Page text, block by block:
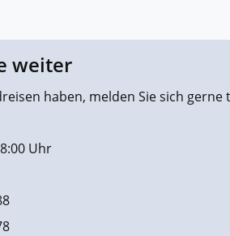
weiter
haben, melden Sie sich gerne
Uhr